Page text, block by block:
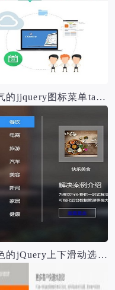
大气的jjquery图标菜单tab选项卡切换效果源码
黑色的jQuery上下滑动选项卡切换源码